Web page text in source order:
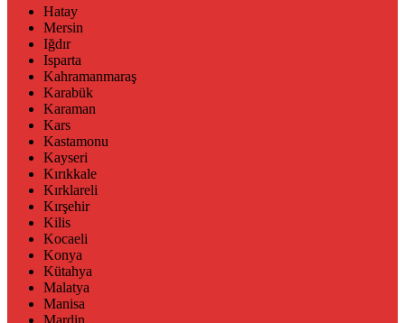
Hatay
Mersin
Iğdır
Isparta
Kahramanmaraş
Karabük
Karaman
Kars
Kastamonu
Kayseri
Kırıkkale
Kırklareli
Kırşehir
Kilis
Kocaeli
Konya
Kütahya
Malatya
Manisa
Mardin